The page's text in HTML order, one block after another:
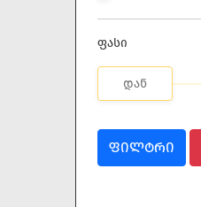
ფასი
ᲤᲘᲚᲢᲠᲘ